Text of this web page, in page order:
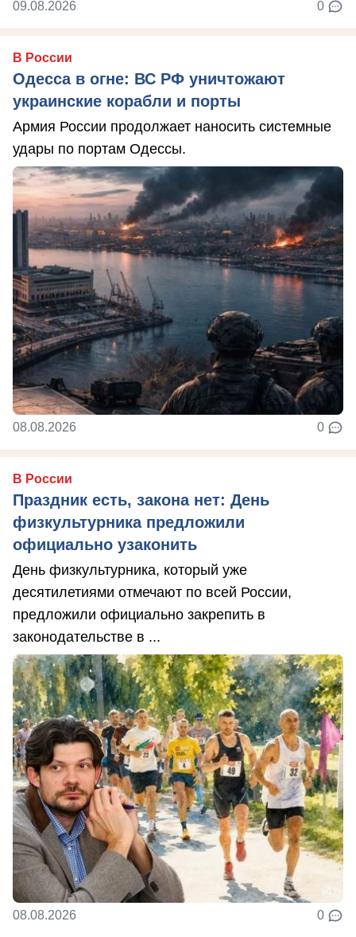
09.08.2026 0
В России
Одесса в огне: ВС РФ уничтожают
украинские корабли и порты
Армия России продолжает наносить системные
удары по портам Одессы.
08.08.2026 0
В России
Праздник есть, закона нет: День
физкультурника предложили
официально узаконить
День физкультурника, который уже
десятилетиями отмечают по всей России,
предложили официально закрепить в
законодательстве в ...
08.08.2026 0